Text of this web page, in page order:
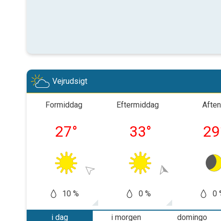
Vejrudsigt
Formiddag
27°
10 %
Eftermiddag
33°
0 %
Aften
29
0
i dag
i morgen
domingo